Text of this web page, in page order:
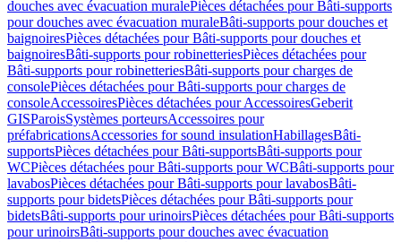
douches avec évacuation muralePièces détachées pour Bâti-supports
pour douches avec évacuation muraleBâti-supports pour douches et
baignoiresPièces détachées pour Bâti-supports pour douches et
baignoiresBâti-supports pour robinetteriesPièces détachées pour
Bâti-supports pour robinetteriesBâti-supports pour charges de
consolePièces détachées pour Bâti-supports pour charges de
consoleAccessoiresPièces détachées pour AccessoiresGeberit
GISParoisSystèmes porteursAccessoires pour
préfabricationsAccessories for sound insulationHabillagesBâti-
supportsPièces détachées pour Bâti-supportsBâti-supports pour
WCPièces détachées pour Bâti-supports pour WCBâti-supports pour
lavabosPièces détachées pour Bâti-supports pour lavabosBâti-
supports pour bidetsPièces détachées pour Bâti-supports pour
bidetsBâti-supports pour urinoirsPièces détachées pour Bâti-supports
pour urinoirsBâti-supports pour douches avec évacuation